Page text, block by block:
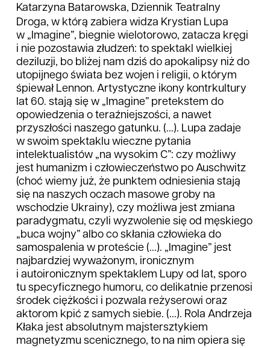
Katarzyna Batarowska, Dziennik Teatralny
Droga, w którą zabiera widza Krystian Lupa
w „Imagine”, biegnie wielotorowo, zatacza kręgi
i nie pozostawia złudzeń: to spektakl wielkiej
deziluzji, bo bliżej nam dziś do apokalipsy niż do
utopijnego świata bez wojen i religii, o którym
śpiewał Lennon. Artystyczne ikony kontrkultury
lat 60. stają się w „Imagine” pretekstem do
opowiedzenia o teraźniejszości, a nawet
przyszłości naszego gatunku. (...). Lupa zadaje
w swoim spektaklu wieczne pytania
intelektualistów „na wysokim C”: czy możliwy
jest humanizm i człowieczeństwo po Auschwitz
(choć wiemy już, że punktem odniesienia stają
się na naszych oczach masowe groby na
wschodzie Ukrainy), czy możliwa jest zmiana
paradygmatu, czyli wyzwolenie się od męskiego
„buca wojny” albo co skłania człowieka do
samospalenia w proteście (...). „Imagine” jest
najbardziej wyważonym, ironicznym
i autoironicznym spektaklem Lupy od lat, sporo
tu specyficznego humoru, co delikatnie przenosi
środek ciężkości i pozwala reżyserowi oraz
aktorom kpić z samych siebie. (...). Rola Andrzeja
Kłaka jest absolutnym majstersztykiem
magnetyzmu scenicznego, to na nim opiera się